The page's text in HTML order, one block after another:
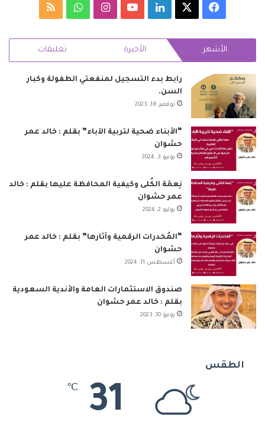
فيسبوك لينكدإن‫YouTubeانستقرامواتسابملخص
RSS الأشهر الأخيرة تعليقات
رابط بدء التسجيل لمنفعتي الطفولة وكبار
السن.
نوفمبر 18, 2023
“الأبناء ضحية لتربية الآباء” بقلم : خالد عمر
حشوان
يونيو 3, 2024
نِعمَة الكُلى وكيفية المحافظة عليها بقلم : خالد
عمر حشوان
يوليو 2, 2024
“المُخدرات الرقمية وآثارها” بقلم : خالد عمر
حشوان
أغسطس 11, 2024
صندوق الاستثمارات العامة والأندية السعودية
بقلم : خالد عمر حشوان
يونيو 10, 2023
الطقس
31
℃